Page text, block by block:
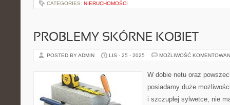
CATEGORIES: NIERUCHOMOŚCI
PROBLEMY SKÓRNE KOBIET
POSTED BY ADMIN LIS - 25 - 2025 MOŻLIWOŚĆ
W dobie netu oraz
posiadamy duże
i szczupłej sylwetce, nie